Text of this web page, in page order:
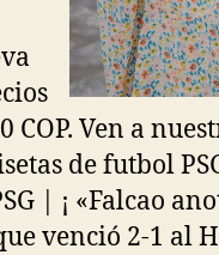
COP. Ven a
de futbol
| ¡ «Falcao
venció 2-1 al